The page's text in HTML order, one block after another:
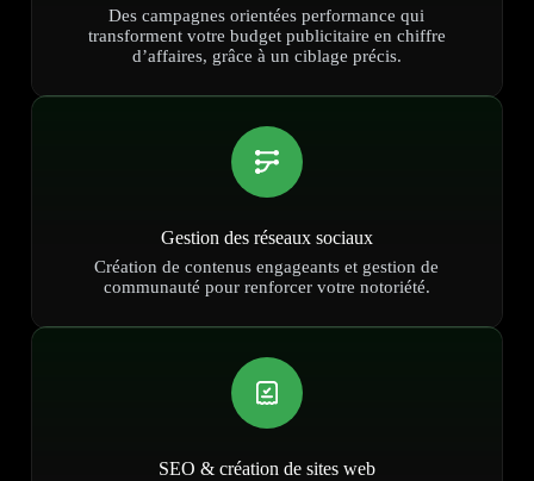
Des campagnes orientées performance qui
transforment votre budget publicitaire en chiffre
d’affaires, grâce à un ciblage précis.
Gestion des réseaux sociaux
Création de contenus engageants et gestion de
communauté pour renforcer votre notoriété.
SEO & création de sites web